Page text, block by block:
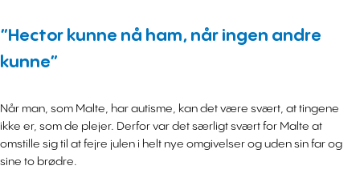
”Hector kunne nå ham, når ingen andre
kunne”
Når man, som Malte, har autisme, kan det være svært, at tingene
ikke er, som de plejer. Derfor var det særligt svært for Malte at
omstille sig til at fejre julen i helt nye omgivelser og uden sin far og
sine to brødre.